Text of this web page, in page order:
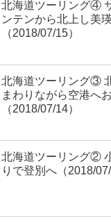
北海道ツーリング④
ンテンから北上し美瑛
（2018/07/15）
北海道ツーリング③
まわりながら空港へ
（2018/07/14）
北海道ツーリング②
りで登別へ（2018/07/